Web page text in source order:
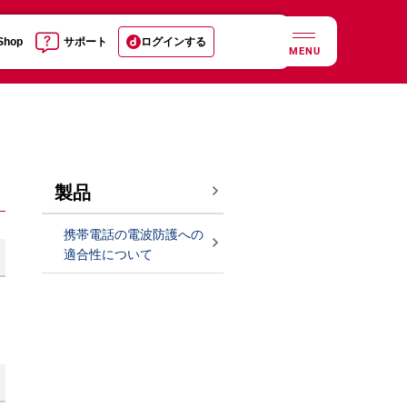
サポート ログインする
MENU
製品
携帯電話の電波防護への
適合性について